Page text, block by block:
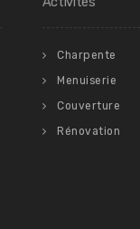
Charpente
Menuiserie
Couverture
Rénovation